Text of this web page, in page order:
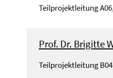
Teilprojektleitung
Prof. Dr. Brigitte
Teilprojektleitung